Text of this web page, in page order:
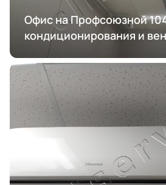
Офис на Профсоюзной
кондиционирования и